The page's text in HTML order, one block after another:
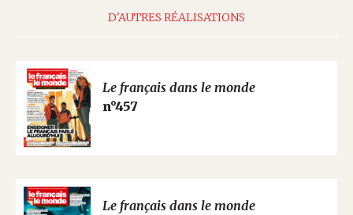
D'AUTRES RÉALISATIONS
Le français dans le monde
n°457
Le français dans le monde